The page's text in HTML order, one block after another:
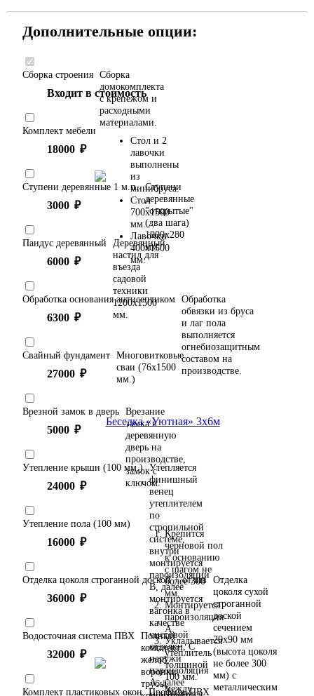
Дополнительные опции:
Сборка строения Сборка
домокомплекта
с крепежом и
расходными
материалами.
Входит в стоимость
Комплект мебели
Стол и 2
лавочки
выполнены
из
минибруса.
Стол
700х1500
мм.
Лавочки
400х1500
мм.
18000 ₽
Ступени деревянные 1 м.п. Ступени
деревянные
"открытые"
(два шага)
1000х280
мм.
3000 ₽
Пандус деревянный
Деревянный
настил для
въезда
садовой
техники
1200х1500
мм.
6000 ₽
Обработка основания антисептиком Обработка
обвязки из бруса
и лаг пола
выполняется
огнебиозащитным
составом на
производстве.
6300 ₽
Свайный фундамент Многовитковые
сваи (76х1500
мм.)
27000 ₽
Врезной замок в дверь Врезание
замка в
деревянную
дверь на
производстве,
замок с
ключом.
5000 ₽
Утепление крыши (100 мм.) Утепляется
финишный
венец
утеплителем
по
стропильной
системе,
внутри
монтируется
пароизоляции
В, далее
монтируется
вагонка в
качестве
чистовой
отделки, С
наружи
пароизоляция
А, далее
24000 ₽
Утепление пола (100 мм)
Крепится
черновой пол
к основанию
с шагом не
более 300
мм.
Монтируется
пароизоляция
А.
Укладывается
утеплитель
толщиной
100 мм.
между
16000 ₽
Отделка цоколя строганной доской + отлив Отделка
цоколя сухой
строганной
доской
сечением
20х90 мм
(высота цоколя
не более 300
мм) с
металлическим
36000 ₽
Водосточная система ПВХ Полный
комплект:
желоб,
воронки,
трубы,
32000 ₽
Комплект пластиковых окон Профиль ПВХ